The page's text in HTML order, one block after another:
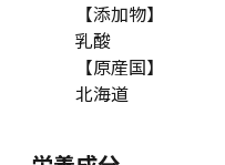
【添加物】
乳酸
【原産国】
北海道